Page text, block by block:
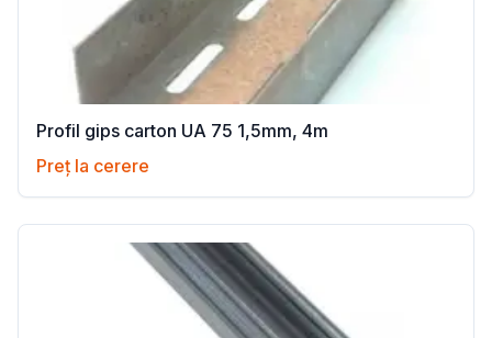
Profil gips carton UA 75 1,5mm, 4m
Preț la cerere